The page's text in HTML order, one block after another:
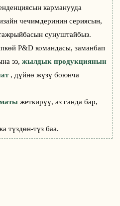
карманууда
чечимдеринин сериясын,
сунуштайбыз.
Р&D командасы, заманбап
ээ,жылдык продукциянын
, дүйнө жүзү боюнча
жеткирүү, аз санда бар,
түздөн-түз баа.